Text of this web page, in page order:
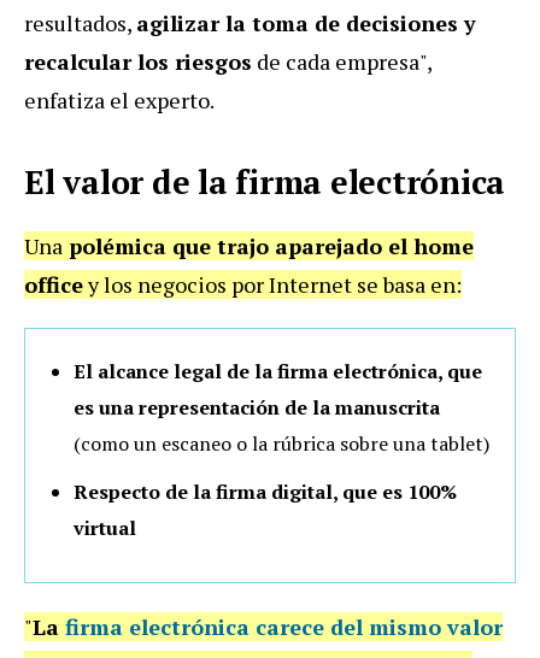
resultados, agilizar la toma de decisiones y
recalcular los riesgos de cada empresa",
enfatiza el experto.
El valor de la firma electrónica
Una polémica que trajo aparejado el home
officey los negocios por Internet se basa en:
El alcance legal de la firma electrónica, que
es una representación de la manuscrita
(como un escaneo o la rúbrica sobre una tablet)
Respecto de la firma digital, que es 100%
virtual
"La firma electrónica carece del mismo valor